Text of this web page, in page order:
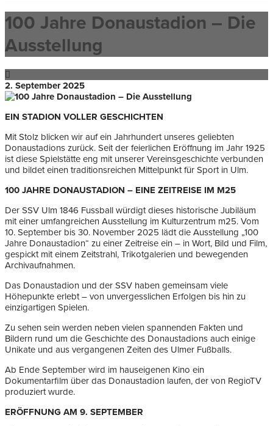
100 Jahre Donaustadion – Die
Ausstellung
2. September 2025
EIN STADION VOLLER GESCHICHTEN
Mit Stolz blicken wir auf ein Jahrhundert unseres geliebten
Donaustadions zurück. Seit der feierlichen Eröffnung im Jahr 1925
ist diese Spielstätte eng mit unserer Vereinsgeschichte verbunden
und bildet einen traditionsreichen Mittelpunkt für Sport in Ulm.
100 JAHRE DONAUSTADION – EINE ZEITREISE IM M25
Der SSV Ulm 1846 Fussball würdigt dieses historische Jubiläum
mit einer umfangreichen Ausstellung im Kulturzentrum m25. Vom
10. September bis 30. November 2025 lädt die Ausstellung „100
Jahre Donaustadion“ zu einer Zeitreise ein – in Wort, Bild und Film,
gespickt mit einem Zeitstrahl, Trikotgalerien und bewegenden
Archivaufnahmen.
Das Donaustadion und der SSV haben gemeinsam viele
Höhepunkte erlebt – von unvergesslichen Erfolgen bis hin zu
einzigartigen Spielen.
Zu sehen sein werden neben vielen spannenden Fakten und
Bildern rund um die Geschichte des Donaustadions auch einige
Unikate und aus vergangenen Zeiten des Ulmer Fußballs.
Ab Ende September wird im hauseigenen Kino ein
Dokumentarfilm über das Donaustadion laufen, der von RegioTV
produziert wurde.
ERÖFFNUNG AM 9. SEPTEMBER